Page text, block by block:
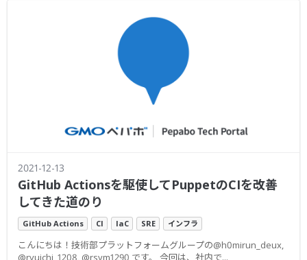
2021-12-13
GitHub Actionsを駆使してPuppetのCIを改善
してきた道のり
GitHub Actions CI IaC SRE インフラ
こんにちは！技術部プラットフォームグループの@h0mirun_deux,
@ryuichi_1208, @rsym1290 です。 今回は、社内で...